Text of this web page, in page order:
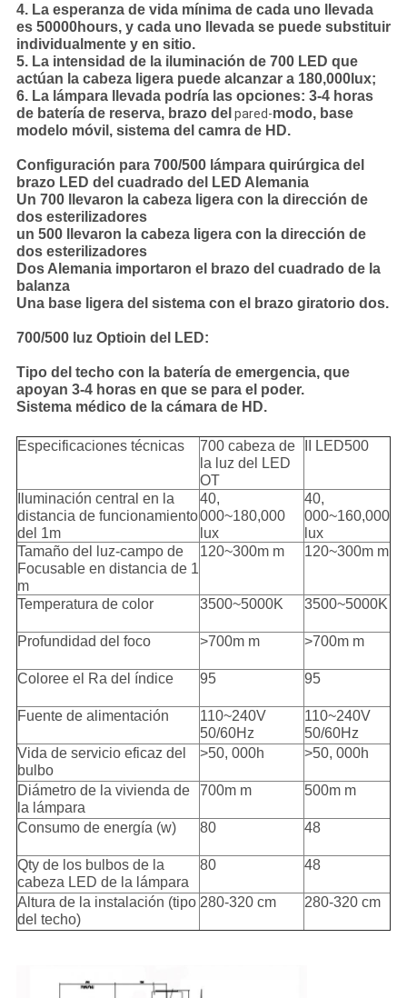
4. La esperanza de vida mínima de cada uno llevada
es 50000hours, y cada uno llevada se puede substituir
individualmente y en sitio.
5. La intensidad de la iluminación de 700 LED que
actúan la cabeza ligera puede alcanzar a 180,000lux;
6. La lámpara llevada podría las opciones: 3-4 horas
de batería de reserva, brazo del pared-modo, base
modelo móvil, sistema del camra de HD.
Configuración para 700/500 lámpara quirúrgica del
brazo LED del cuadrado del LED Alemania
Un 700 llevaron la cabeza ligera con la dirección de
dos esterilizadores
un 500 llevaron la cabeza ligera con la dirección de
dos esterilizadores
Dos Alemania importaron el brazo del cuadrado de la
balanza
Una base ligera del sistema con el brazo giratorio dos.
700/500 luz Optioin del LED:
Tipo del techo con la batería de emergencia, que
apoyan 3-4 horas en que se para el poder.
Sistema médico de la cámara de HD.
Especificaciones técnicas
700 cabeza de
la luz del LED
OT
II LED500
Iluminación central en la
distancia de funcionamiento
del 1m
40,
000~180,000
lux
40,
000~160,000
lux
Tamaño del luz-campo de
Focusable en distancia de 1
m
120~300m m 120~300m m
Temperatura de color 3500~5000K 3500~5000K
Profundidad del foco >700m m >700m m
Coloree el Ra del índice 95 95
Fuente de alimentación
110~240V
50/60Hz
110~240V
50/60Hz
Vida de servicio eficaz del
bulbo
>50, 000h >50, 000h
Diámetro de la vivienda de
la lámpara
700m m 500m m
Consumo de energía (w) 80 48
Qty de los bulbos de la
cabeza LED de la lámpara
80 48
Altura de la instalación (tipo
del techo)
280-320 cm 280-320 cm